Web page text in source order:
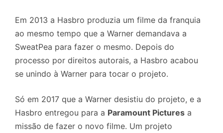
Em 2013 a Hasbro produzia um filme da franquia
ao mesmo tempo que a Warner demandava a
SweatPea para fazer o mesmo. Depois do
processo por direitos autorais, a Hasbro acabou
se unindo à Warner para tocar o projeto.
Só em 2017 que a Warner desistiu do projeto, e a
Hasbro entregou para a Paramount Pictures a
missão de fazer o novo filme. Um projeto